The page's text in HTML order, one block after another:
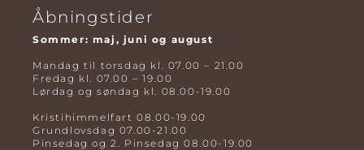
Åbningstider
Sommer: maj, juni og august
Mandag til torsdag kl. 07.00 – 21.00
Fredag kl. 07.00 – 19.00
Lørdag og søndag kl. 08.00-19.00
Kristihimmelfart 08.00-19.00
Grundlovsdag 07.00-21.00
Pinsedag og 2. Pinsedag 08.00-19.00